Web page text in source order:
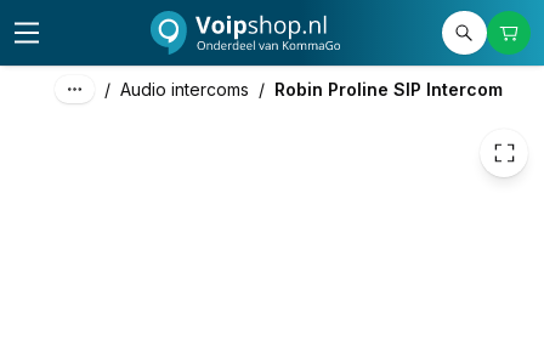
/ Audio intercoms / Robin Proline SIP Intercom